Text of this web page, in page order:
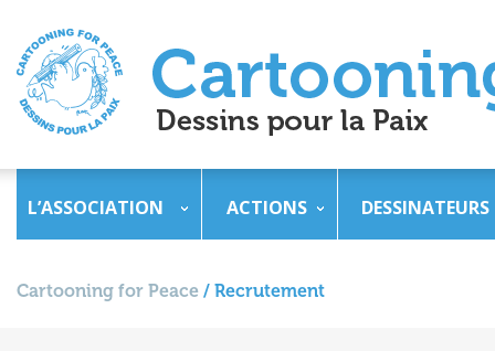
L’ASSOCIATION ACTIONS DESSINATEURS
Cartooning for Peace / Recrutement